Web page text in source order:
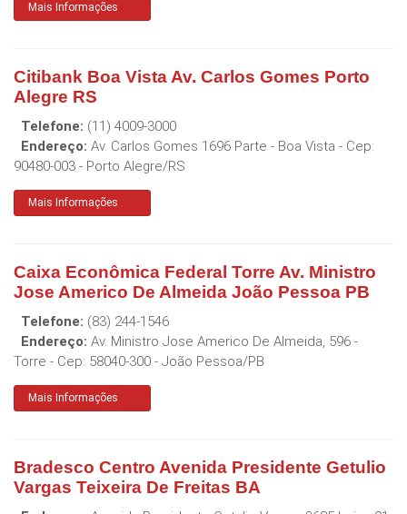
Mais Informações
Citibank Boa Vista Av. Carlos Gomes Porto
Alegre RS
Telefone: (11) 4009-3000
Endereço: Av. Carlos Gomes 1696 Parte - Boa Vista - Cep:
90480-003 - Porto Alegre/RS
Mais Informações
Caixa Econômica Federal Torre Av. Ministro
Jose Americo De Almeida João Pessoa PB
Telefone: (83) 244-1546
Endereço: Av. Ministro Jose Americo De Almeida, 596 -
Torre - Cep: 58040-300 - João Pessoa/PB
Mais Informações
Bradesco Centro Avenida Presidente Getulio
Vargas Teixeira De Freitas BA